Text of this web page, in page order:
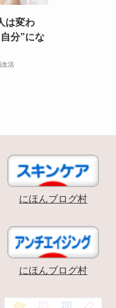
は変わ
分”にな
生活
にほんブログ村
にほんブログ村